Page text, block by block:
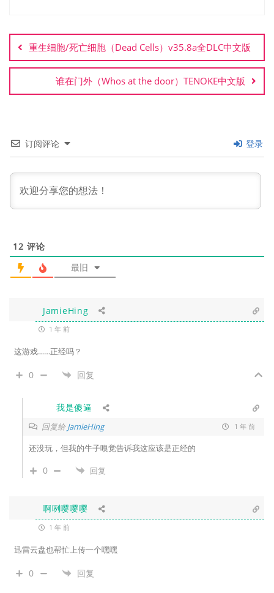
章
导
航
重生细胞/死亡细胞（Dead Cells）v35.8a全DLC中文版
谁在门外（Whos at the door）TENOKE中文版
订阅评论 登录
12 评论
最旧
JamieHing
1 年 前
这游戏……正经吗？
0 回复
我是傻逼
回复给JamieHing 1 年 前
还没玩，但我的牛子嗅觉告诉我这应该是正经的
0 回复
啊咧嘤嘤嘤
1 年 前
迅雷云盘也帮忙上传一个嘿嘿
0 回复